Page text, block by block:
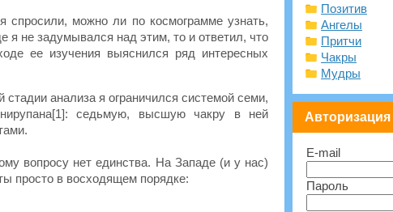
спросили, можно ли по космограмме узнать,
я не задумывался над этим, то и ответил, что
ее изучения выяснился ряд интересных
анализа я ограничился системой семи,
седьмую, высшую чакру в ней
вопросу нет единства. На Западе (и у нас)
просто в восходящем порядке:
Позитив
Ангелы
Притчи
Чакры
Мудры
Авторизация
E-mail
Пароль